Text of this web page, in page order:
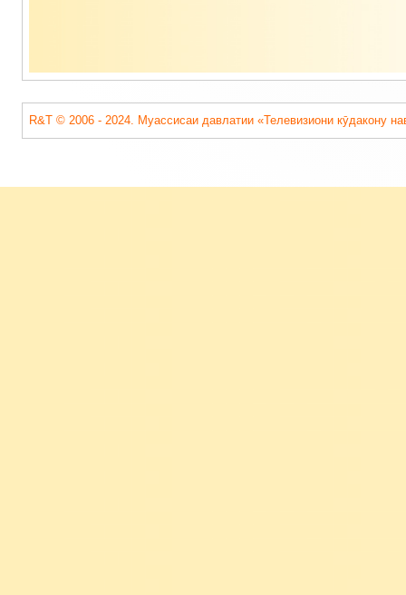
R&T © 2006 - 2024. Муассисаи давлатии «Телевизиони кӯдакону